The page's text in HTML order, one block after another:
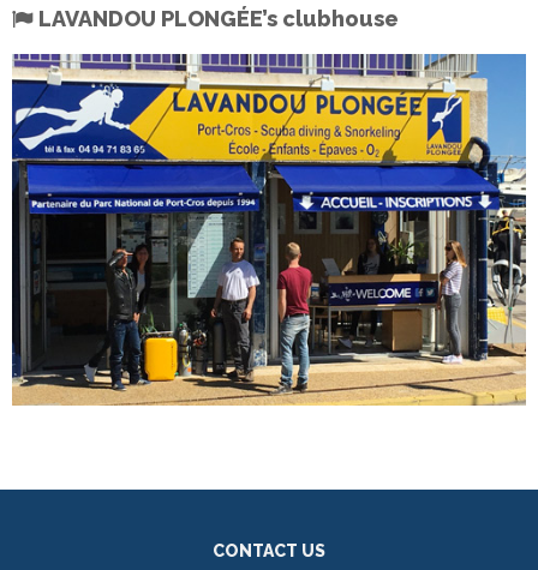
LAVANDOU PLONGÉE’s clubhouse
CONTACT US